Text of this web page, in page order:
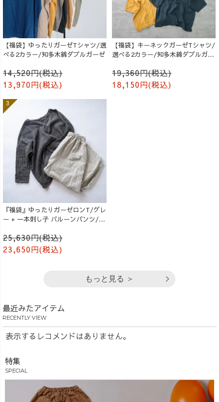
【福袋】ゆったりガーゼTシャツ/選
べる2カラー/知多木綿ダブルガーゼ
14,520円(税込)
13,970円(税込)
【福袋】キーネックガーゼTシャツ/
選べる2カラー/知多木綿ダブルガー
ゼ
19,360円(税込)
18,150円(税込)
『福袋』ゆったりガーゼロンT/グレ
ー + 一本刺し子 バルーンパンツ/生
25,630円(税込)
23,650円(税込)
もっと見る ＞
最近みたアイテム
RECENTLY VIEW
表示するレコメンドはありません。
特集
SPECIAL